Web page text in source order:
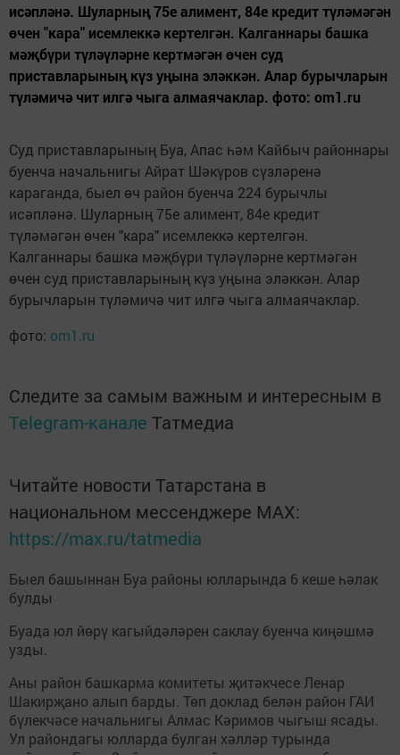
исәпләнә. Шуларның 75е алимент, 84е кредит түләмәгән
өчен "кара" исемлеккә кертелгән. Калганнары башка
мәҗбүри түләүләрне кертмәгән өчен суд
приставларының күз уңына эләккән. Алар бурычларын
түләмичә чит илгә чыга алмаячаклар. фото: om1.ru
Суд приставларының Буа, Апас һәм Кайбыч районнары
буенча начальнигы Айрат Шәкүров сүзләренә
караганда, быел өч район буенча 224 бурычлы
исәпләнә. Шуларның 75е алимент, 84е кредит
түләмәгән өчен "кара" исемлеккә кертелгән.
Калганнары башка мәҗбүри түләүләрне кертмәгән
өчен суд приставларының күз уңына эләккән. Алар
бурычларын түләмичә чит илгә чыга алмаячаклар.
фото: om1.ru
Следите за самым важным и интересным в
Telegram-канале Татмедиа
Читайте новости Татарстана в
национальном мессенджере MАХ:
https://max.ru/tatmedia
Быел башыннан Буа районы юлларында 6 кеше һәлак
булды
Буада юл йөрү кагыйдәләрен саклау буенча киңәшмә
узды.
Аны район башкарма комитеты җитәкчесе Ленар
Шакирҗано алып барды. Төп доклад белән район ГАИ
бүлекчәсе начальнигы Алмас Кәримов чыгыш ясады.
Ул райондагы юлларда булган хәлләр турында